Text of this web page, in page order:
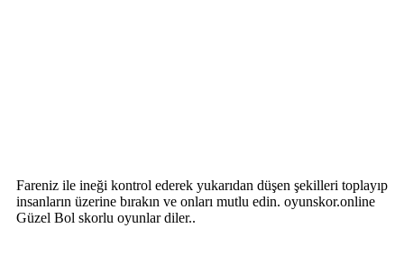
Fareniz ile ineği kontrol ederek yukarıdan düşen şekilleri toplayıp
insanların üzerine bırakın ve onları mutlu edin. oyunskor.online
Güzel Bol skorlu oyunlar diler..